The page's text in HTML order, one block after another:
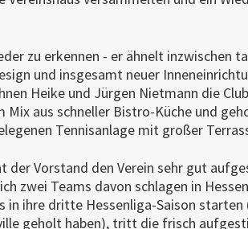
zu erkennen - er ähnelt inzwischen
und insgesamt neuer
Heike und Jürgen Nietmann die
Mix aus schneller Bistro-Küche und
Tennisanlage mit großer
der Vorstand den Verein sehr gut
zwei Teams davon schlagen in
in ihre dritte Hessenliga-Saison
geholt haben), tritt die frisch